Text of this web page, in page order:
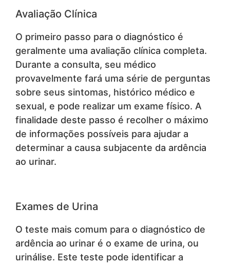
Avaliação Clínica
O primeiro passo para o diagnóstico é
geralmente uma avaliação clínica completa.
Durante a consulta, seu médico
provavelmente fará uma série de perguntas
sobre seus sintomas, histórico médico e
sexual, e pode realizar um exame físico. A
finalidade deste passo é recolher o máximo
de informações possíveis para ajudar a
determinar a causa subjacente da ardência
ao urinar.
Exames de Urina
O teste mais comum para o diagnóstico de
ardência ao urinar é o exame de urina, ou
urinálise. Este teste pode identificar a